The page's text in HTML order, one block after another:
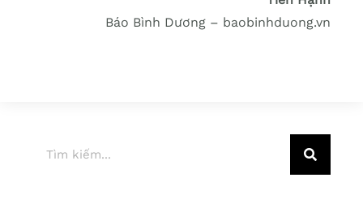
Báo Bình Dương – baobinhduong.vn